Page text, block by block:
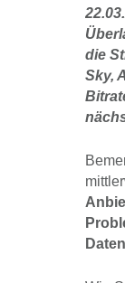
die
Sky,